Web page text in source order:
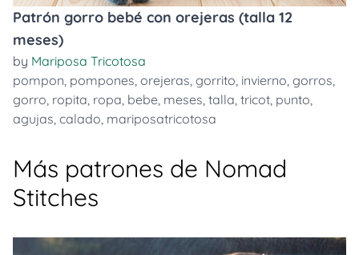
Patrón gorro bebé con orejeras (talla 12
meses)
by Mariposa Tricotosa
pompon, pompones, orejeras, gorrito, invierno, gorros,
gorro, ropita, ropa, bebe, meses, talla, tricot, punto,
agujas, calado, mariposatricotosa
Más patrones de Nomad
Stitches